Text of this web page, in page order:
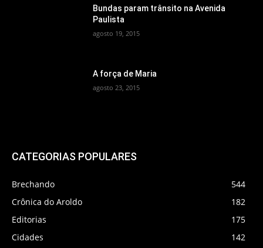
Bundas param trânsito na Avenida
Paulista
agosto 19, 2015
A força de Maria
agosto 23, 2015
CATEGORIAS POPULARES
Brechando
544
Crônica do Aroldo
182
Editorias
175
Cidades
142